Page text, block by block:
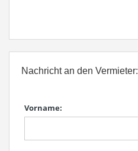
Nachricht an den Vermieter:
Vorname: